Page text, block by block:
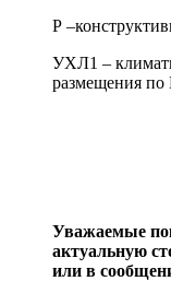
Р
УХЛ1 –
размещения
Уважаемые
актуальную
или в